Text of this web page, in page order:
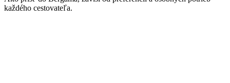
každého cestovateľa.